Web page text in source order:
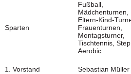
Sparten
Fußball,
Mädchenturnen,
Eltern-Kind-
Frauenturnen,
Montagsturner,
Tischtennis, Step
Aerobic
1. Vorstand
Sebastian Müller